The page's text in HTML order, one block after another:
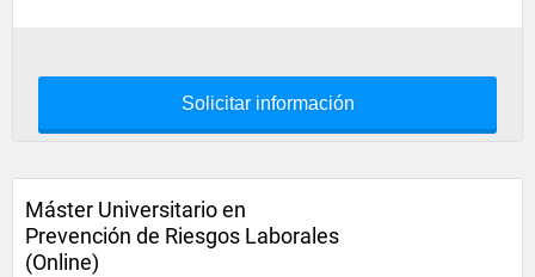
Solicitar información
Máster Universitario en
Prevención de Riesgos Laborales
(Online)